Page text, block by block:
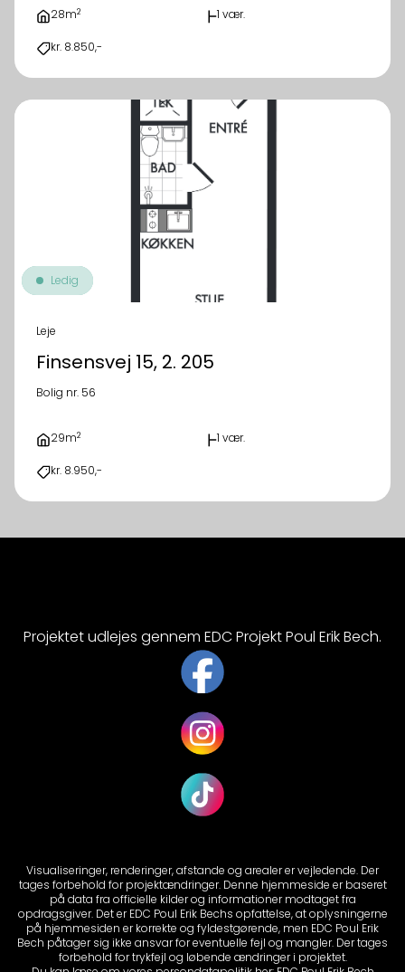
28m2 1 vær.
kr. 8.850,-
Ledig
Leje
Finsensvej 15, 2. 205
Bolig nr. 56
29m2 1 vær.
kr. 8.950,-
Projektet udlejes gennem EDC Projekt Poul Erik Bech.
Visualiseringer, renderinger, afstande og arealer er vejledende. Der
tages forbehold for projektændringer. Denne hjemmeside er baseret
på data fra officielle kilder og informationer modtaget fra
opdragsgiver. Det er EDC Poul Erik Bechs opfattelse, at oplysningerne
på hjemmesiden er korrekte og fyldestgørende, men EDC Poul Erik
Bech påtager sig ikke ansvar for eventuelle fejl og mangler. Der tages
forbehold for trykfejl og løbende ændringer i projektet.